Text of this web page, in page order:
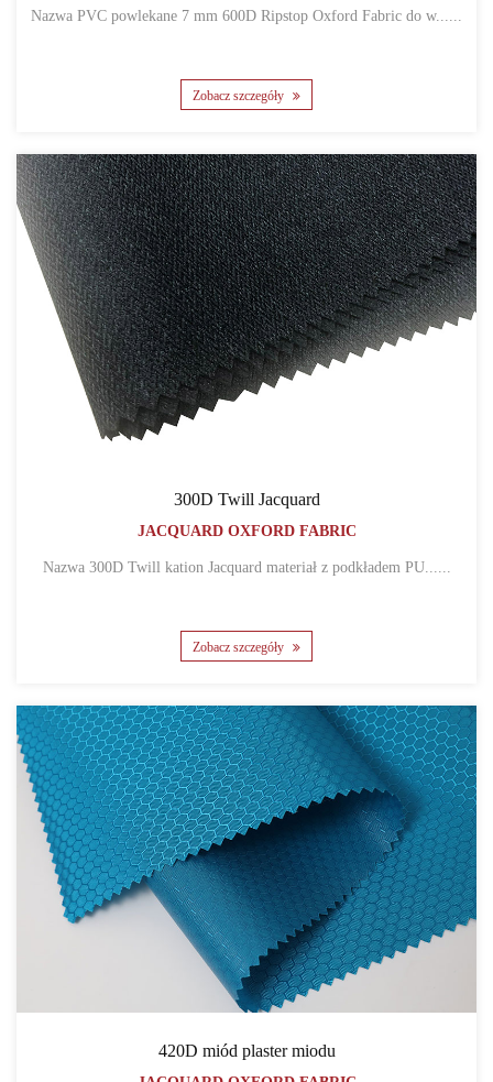
Nazwa PVC powlekane 7 mm 600D Ripstop Oxford Fabric do w......
Zobacz szczegóły
300D Twill Jacquard
JACQUARD OXFORD FABRIC
Nazwa 300D Twill kation Jacquard materiał z podkładem PU......
Zobacz szczegóły
420D miód plaster miodu